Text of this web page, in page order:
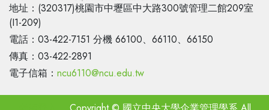
地址：(320317)桃園市中壢區中大路300號管理二館209室
(I1-209)
電話：03-422-7151 分機 66100、66110、66150
傳真：03-422-2891
電子信箱： ncu6110@ncu.edu.tw